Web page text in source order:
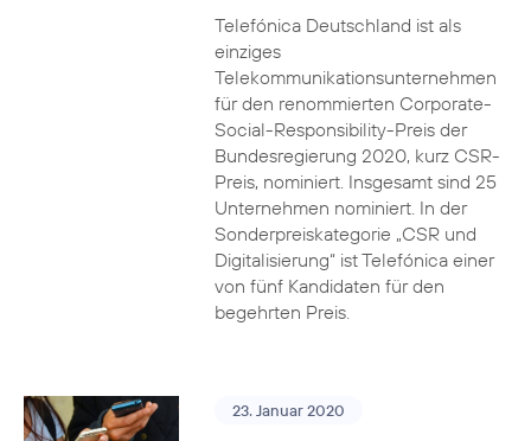
Telefónica Deutschland ist als
einziges
Telekommunikationsunternehmen
für den renommierten Corporate-
Social-Responsibility-Preis der
Bundesregierung 2020, kurz CSR-
Preis, nominiert. Insgesamt sind 25
Unternehmen nominiert. In der
Sonderpreiskategorie „CSR und
Digitalisierung“ ist Telefónica einer
von fünf Kandidaten für den
begehrten Preis.
23. Januar 2020